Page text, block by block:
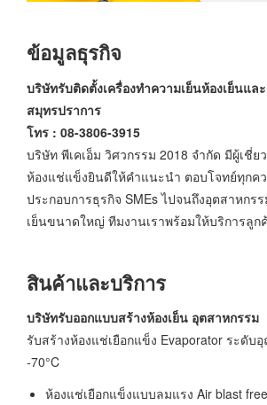
ข้อมูลธุรกิจ
บริษัทรับติดตั้งเครื่องทำความเย็นห้องเย็นแล
สมุทรปราการ
โทร : 08-3806-3915
บริษัท พีเคเอ็ม วิศวกรรม 2018 จำกัด มีผู้เชี่
ห้องแช่แข็งยินดีให้คำแนะนำ ตอบโจทย์ทุกค
ประกอบการธุรกิจ SMEs ไปจนถึงอุตสาหกร
เย็นขนาดใหญ่ ทีมงานเราพร้อมให้บริการลูก
สินค้าและบริการ
บริษัทรับออกแบบสร้างห้องเย็น อุตสาหกรรม
รับสร้างห้องแช่เยือกแข็ง Evaporator ระดับ
-70°C
ห้องแช่เยือกแข็งแบบลมแรง Air blast